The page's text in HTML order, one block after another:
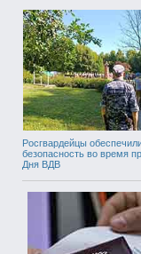
Росгвардейцы
безопасность во время
Дня ВДВ